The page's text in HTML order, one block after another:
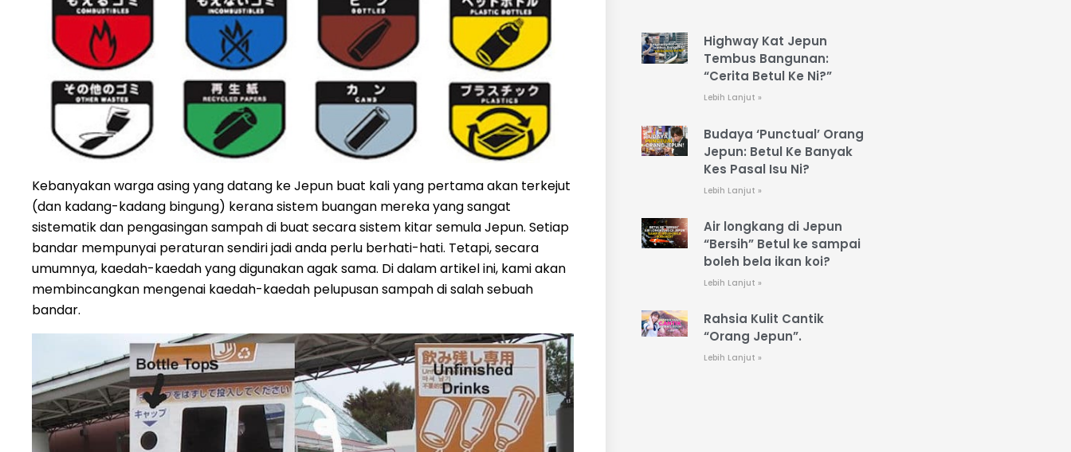
Kebanyakan warga asing yang datang ke Jepun buat kali yang pertama akan terkejut
(dan kadang-kadang bingung) kerana sistem buangan mereka yang sangat
sistematik dan pengasingan sampah di buat secara sistem kitar semula Jepun. Setiap
bandar mempunyai peraturan sendiri jadi anda perlu berhati-hati. Tetapi, secara
umumnya, kaedah-kaedah yang digunakan agak sama. Di dalam artikel ini, kami akan
membincangkan mengenai kaedah-kaedah pelupusan sampah di salah sebuah
bandar.
Highway Kat Jepun
Tembus Bangunan:
“Cerita Betul Ke Ni?”
Lebih Lanjut »
Budaya ‘Punctual’ Orang
Jepun: Betul Ke Banyak
Kes Pasal Isu Ni?
Lebih Lanjut »
Air longkang di Jepun
“Bersih” Betul ke sampai
boleh bela ikan koi?
Lebih Lanjut »
Rahsia Kulit Cantik
“Orang Jepun”.
Lebih Lanjut »